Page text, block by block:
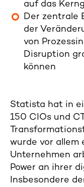
auf das
Der zentrale
der
von
Disruption
können
Statista hat in
150 CIOs und
wurde vor allem
Unternehmen
Power an ihrer
Insbesondere